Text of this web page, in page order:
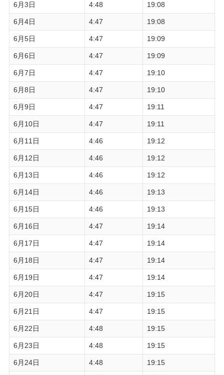
6月3日 4:48 19:08
6月4日 4:47 19:08
6月5日 4:47 19:09
6月6日 4:47 19:09
6月7日 4:47 19:10
6月8日 4:47 19:10
6月9日 4:47 19:11
6月10日 4:47 19:11
6月11日 4:46 19:12
6月12日 4:46 19:12
6月13日 4:46 19:12
6月14日 4:46 19:13
6月15日 4:46 19:13
6月16日 4:47 19:14
6月17日 4:47 19:14
6月18日 4:47 19:14
6月19日 4:47 19:14
6月20日 4:47 19:15
6月21日 4:47 19:15
6月22日 4:48 19:15
6月23日 4:48 19:15
6月24日 4:48 19:15